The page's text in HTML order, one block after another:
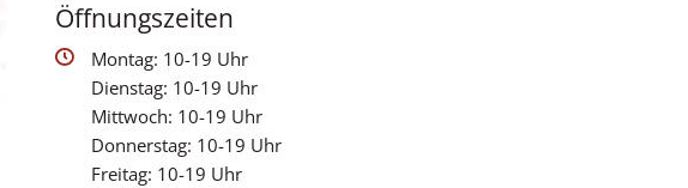
Öffnungszeiten
Montag: 10-19 Uhr
Dienstag: 10-19 Uhr
Mittwoch: 10-19 Uhr
Donnerstag: 10-19 Uhr
Freitag: 10-19 Uhr